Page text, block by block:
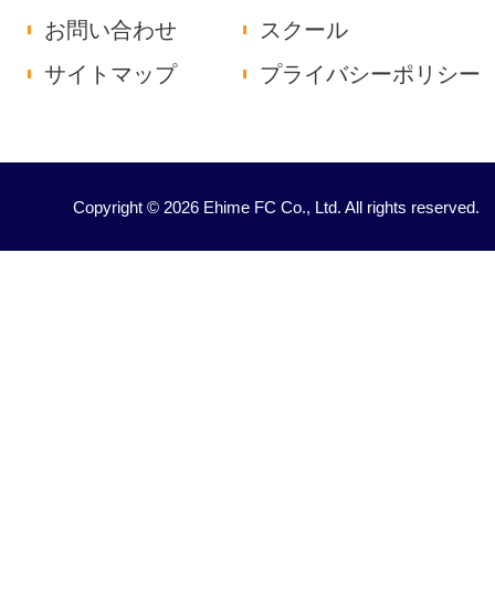
お問い合わせ
スクール
サイトマップ
プライバシーポリシー
Copyright © 2026 Ehime FC Co., Ltd. All rights reserved.